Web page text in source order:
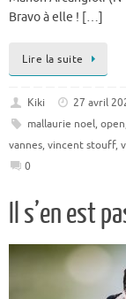
Bravo à elle ! […]
Lire la suite
Kiki 27 avril
mallaurie noel, open
vannes, vincent stouff,
0
Il s’en est